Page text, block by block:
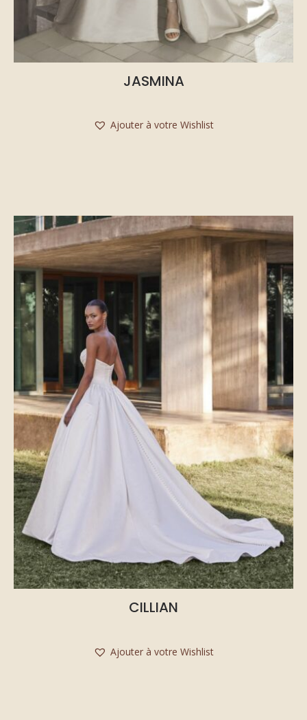
JASMINA
Ajouter à votre Wishlist
CILLIAN
Ajouter à votre Wishlist